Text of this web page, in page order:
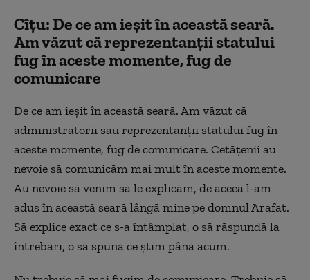
Cîțu: De ce am ieșit în această seară.
Am văzut că reprezentanții statului
fug în aceste momente, fug de
comunicare
De ce am ieșit în această seară. Am văzut că
administratorii sau reprezentanții statului fug în
aceste momente, fug de comunicare. Cetățenii au
nevoie să comunicăm mai mult în aceste momente.
Au nevoie să venim să le explicăm, de aceea l-am
adus în această seară lângă mine pe domnul Arafat.
Să explice exact ce s-a întâmplat, o să răspundă la
întrebări, o să spună ce știm până acum.